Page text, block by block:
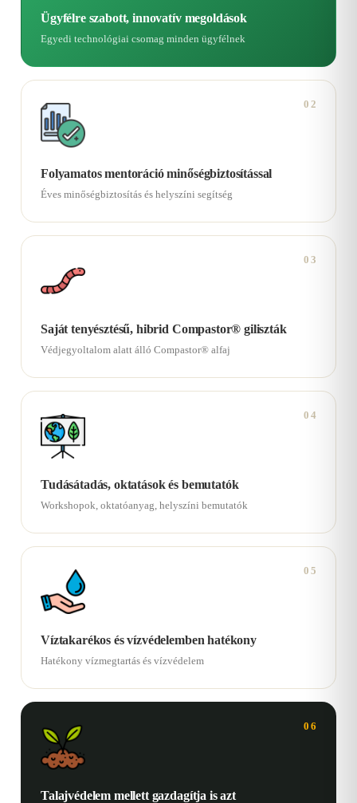
Ügyfélre szabott, innovatív megoldások
Egyedi technológiai csomag minden ügyfélnek
02
Folyamatos mentoráció minőségbiztosítással
Éves minőségbiztosítás és helyszíni segítség
03
Saját tenyésztésű, hibrid Compastor® giliszták
Védjegyoltalom alatt álló Compastor® alfaj
04
Tudásátadás, oktatások és bemutatók
Workshopok, oktatóanyag, helyszíni bemutatók
05
Víztakarékos és vízvédelemben hatékony
Hatékony vízmegtartás és vízvédelem
06
Talajvédelem mellett gazdagítja is azt